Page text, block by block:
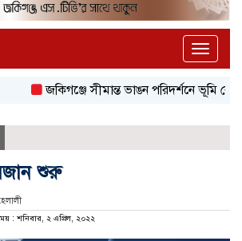
Toggle
জকিগঞ্জে সীমান্ত ভাঙন পরিদর্শনে ভূমি রেকর্ড
শুরু
: শনিবার, ২ এপ্রিল, ২০২২